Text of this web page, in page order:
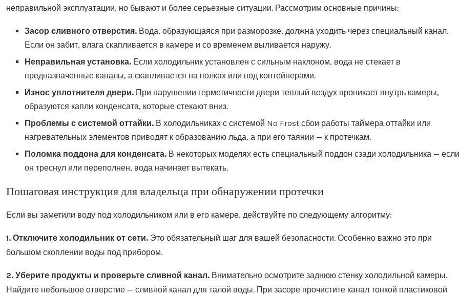
неправильной эксплуатации, но бывают и более серьезные ситуации. Рассмотрим основные причины:
Засор сливного отверстия. Вода, образующаяся при разморозке, должна уходить через специальный канал.
Если он забит, влага скапливается в камере и со временем выливается наружу.
Неправильная установка. Если холодильник установлен с сильным наклоном, вода не стекает в
предназначенные каналы, а скапливается на полках или под контейнерами.
Износ уплотнителя двери. При нарушении герметичности двери теплый воздух проникает внутрь камеры,
образуются капли конденсата, которые стекают вниз.
Проблемы с системой оттайки. В холодильниках с системой No Frost сбои работы таймера оттайки или
нагревательных элементов приводят к образованию льда, а при его таянии — к протечкам.
Поломка поддона для конденсата. В некоторых моделях есть специальный поддон сзади холодильника — если
он треснул или переполнен, вода начинает вытекать.
Пошаговая инструкция для владельца при обнаружении протечки
Если вы заметили воду под холодильником или в его камере, действуйте по следующему алгоритму:
1. Отключите холодильник от сети. Это обязательный шаг для вашей безопасности. Особенно важно это при
большом скоплении воды под прибором.
2. Уберите продукты и проверьте сливной канал. Внимательно осмотрите заднюю стенку холодильной камеры.
Найдите небольшое отверстие — сливной канал для талой воды. При засоре прочистите канал тонкой пластиковой